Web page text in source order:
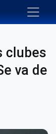
clubes
va de